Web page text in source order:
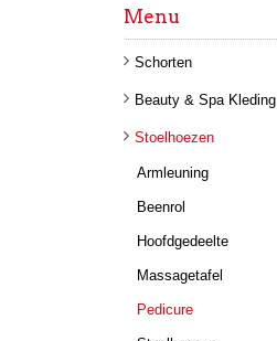
Menu
Schorten
Beauty & Spa Kleding
Stoelhoezen
Armleuning
Beenrol
Hoofdgedeelte
Massagetafel
Pedicure